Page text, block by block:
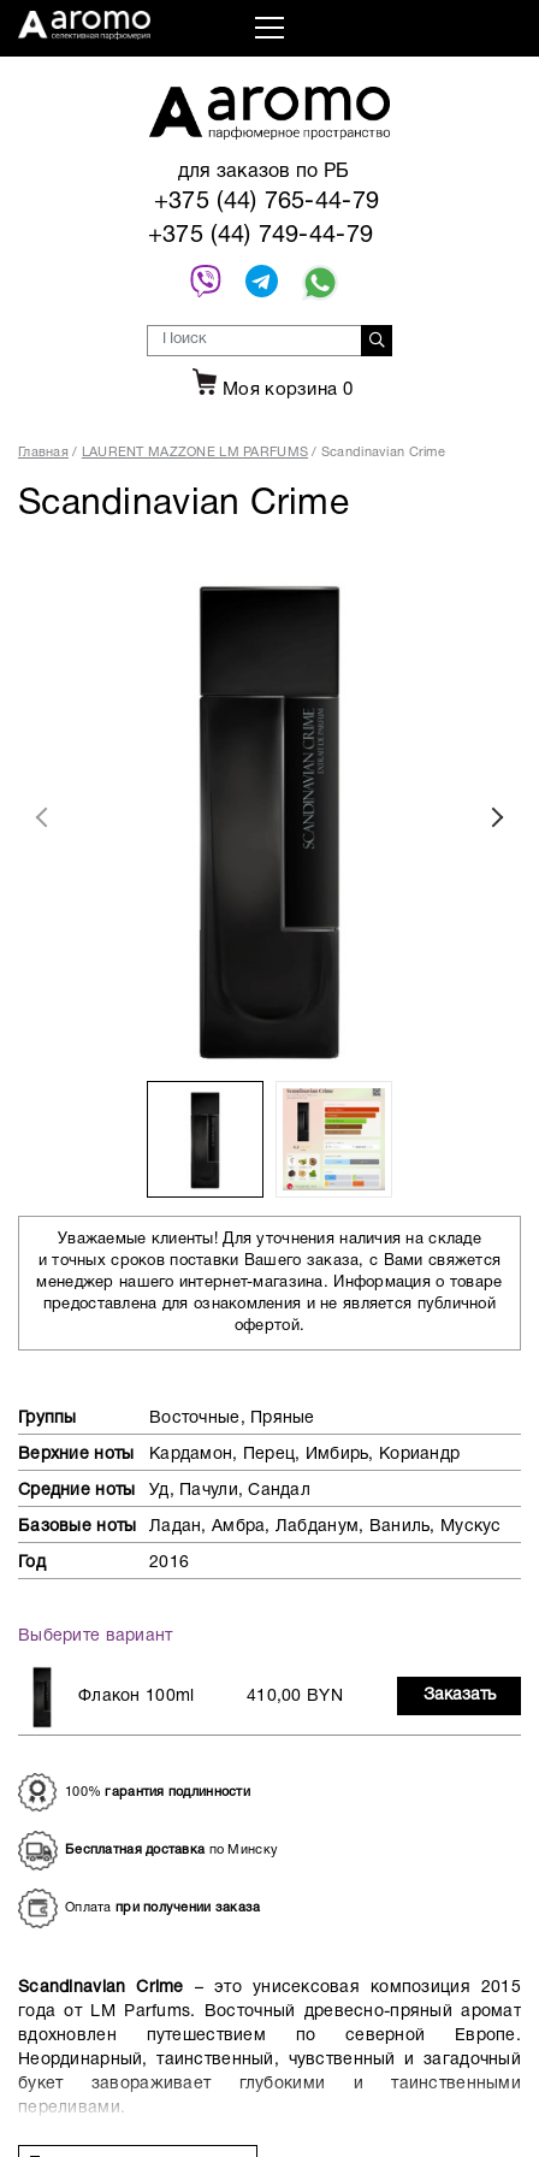
для заказов по РБ
+375 (44) 765-44-79
+375 (44) 749-44-79
Моя корзина 0
Главная LAURENT MAZZONE LM PARFUMS Scandinavian Crime
Scandinavian Crime
Уважаемые клиенты! Для уточнения наличия на складе
и точных сроков поставки Вашего заказа, с Вами свяжется
менеджер нашего интернет-магазина. Информация о товаре
предоставлена для ознакомления и не является публичной
офертой.
Группы Восточные, Пряные
Верхние ноты Кардамон, Перец, Имбирь, Кориандр
Средние ноты Уд, Пачули, Сандал
Базовые ноты Ладан, Амбра, Лабданум, Ваниль, Мускус
Год 2016
Выберите вариант
Флакон 100ml 410,00 BYN Заказать
100%гарантия подлинности
Бесплатная доставкапо Минску
Оплата при получении заказа
Scandinavian Crime – это унисексовая композиция 2015
года от LM Parfums. Восточный древесно-пряный аромат
вдохновлен путешествием по северной Европе.
Неординарный, таинственный, чувственный и загадочный
букет завораживает глубокими и таинственными
переливами.